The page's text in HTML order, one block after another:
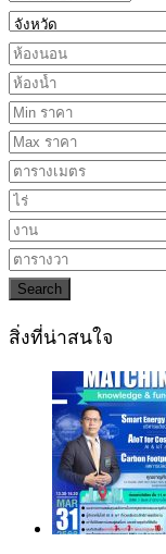
Search
สิ่งที่น่าสนใจ